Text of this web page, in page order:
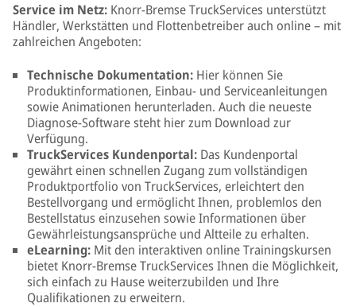
Service im Netz: Knorr-Bremse TruckServices unterstützt
Händler, Werkstätten und Flottenbetreiber auch online – mit
zahlreichen Angeboten:
Technische Dokumentation: Hier können Sie
Produktinformationen, Einbau- und Serviceanleitungen
sowie Animationen herunterladen. Auch die neueste
Diagnose-Software steht hier zum Download zur
Verfügung.
TruckServices Kundenportal: Das Kundenportal
gewährt einen schnellen Zugang zum vollständigen
Produktportfolio von TruckServices, erleichtert den
Bestellvorgang und ermöglicht Ihnen, problemlos den
Bestellstatus einzusehen sowie Informationen über
Gewährleistungsansprüche und Altteile zu erhalten.
eLearning: Mit den interaktiven online Trainingskursen
bietet Knorr-Bremse TruckServices Ihnen die Möglichkeit,
sich einfach zu Hause weiterzubilden und Ihre
Qualifikationen zu erweitern.